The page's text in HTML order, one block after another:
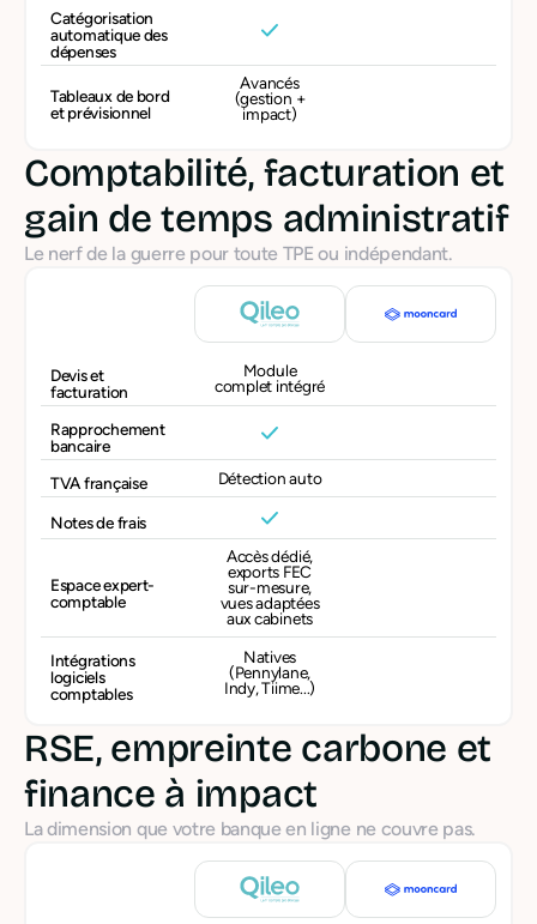
Catégorisation
automatique des
dépenses
Tableaux de bord
et prévisionnel
Avancés
(gestion +
impact)
Comptabilité, facturation et
gain de temps administratif
Le nerf de la guerre pour toute TPE ou indépendant.
Devis et
facturation
Module
complet intégré
Rapprochement
bancaire
TVA française
Détection auto
Notes de frais
Espace expert-
comptable
Accès dédié,
exports FEC
sur-mesure,
vues adaptées
aux cabinets
Intégrations
logiciels
comptables
Natives
(Pennylane,
Indy, Tiime...)
RSE, empreinte carbone et
finance à impact
La dimension que votre banque en ligne ne couvre pas.